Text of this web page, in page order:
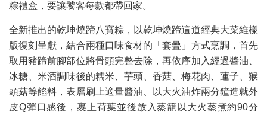
粽禮盒，要讓饕客每款都帶回家。
全新推出的乾坤燒蹄八寶粽，以乾坤燒蹄這道經典大菜維樣
版復刻呈獻，結合兩種口味食材的「套疊」方式烹調，首先
取用豬蹄前腳部位將骨頭完整去除，再依序加入經過醬油、
冰糖、米酒調味後的糯米、芋頭、香菇、梅花肉、蓮子、猴
頭菇等餡料，表層刷上適量醬油、以大火油炸兩分鐘造就外
皮Q彈口感後，裹上荷葉並後放入蒸籠以大火蒸煮約90分